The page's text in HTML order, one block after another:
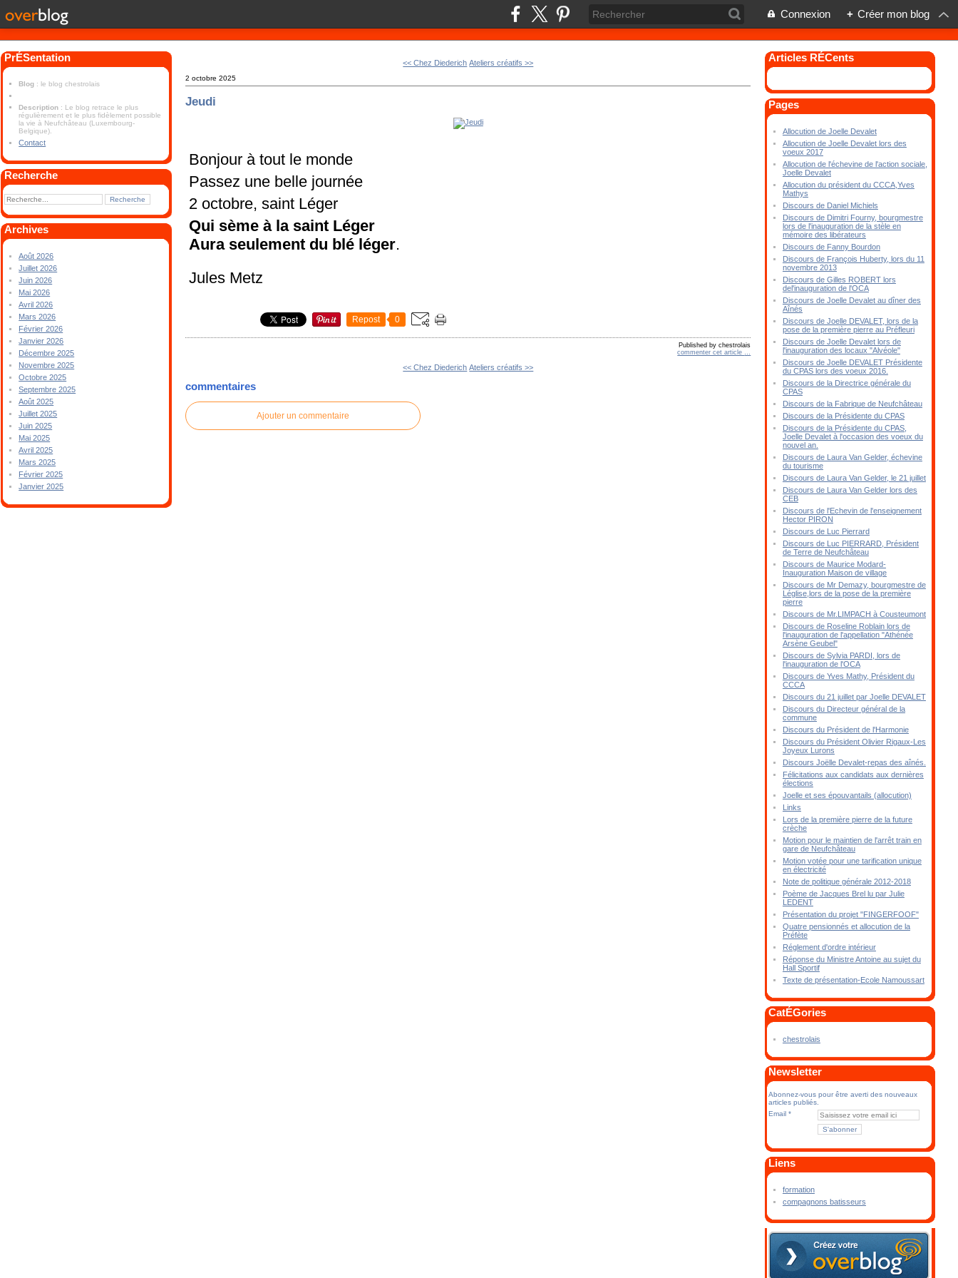
Connexion + Créer mon blog
PrÉSentation
Blog : le blog chestrolais
Description : Le blog retrace le plus
régulièrement et le plus fidèlement possible
la vie à Neufchâteau (Luxembourg-
Belgique).
Contact
Recherche
Archives
Août 2026
Juillet 2026
Juin 2026
Mai 2026
Avril 2026
Mars 2026
Février 2026
Janvier 2026
Décembre 2025
Novembre 2025
Octobre 2025
Septembre 2025
Août 2025
Juillet 2025
Juin 2025
Mai 2025
Avril 2025
Mars 2025
Février 2025
Janvier 2025
<< Chez Diederich Ateliers créatifs >>
2 octobre 2025
Jeudi
Bonjour à tout le monde
Passez une belle journée
2 octobre, saint Léger
Qui sème à la saint Léger
Aura seulement du blé léger.
Jules Metz
Repost 0
Published by chestrolais
commenter cet article
<< Chez Diederich Ateliers créatifs >>
commentaires
Ajouter un commentaire
Articles RÉCents
Pages
Allocution de Joelle Devalet
Allocution de Joelle Devalet lors des
voeux 2017
Allocution de l'échevine de l'action sociale,
Joelle Devalet
Allocution du président du CCCA,Yves
Mathys
Discours de Daniel Michiels
Discours de Dimitri Fourny, bourgmestre
lors de l'inauguration de la stèle en
mémoire des libérateurs
Discours de Fanny Bourdon
Discours de François Huberty, lors du 11
novembre 2013
Discours de Gilles ROBERT lors
del'inauguration de l'OCA
Discours de Joelle Devalet au dîner des
Aînés
Discours de Joelle DEVALET, lors de la
pose de la première pierre au Préfleuri
Discours de Joelle Devalet lors de
l'inauguration des locaux "Alvéole"
Discours de Joelle DEVALET Présidente
du CPAS lors des voeux 2016.
Discours de la Directrice générale du
CPAS
Discours de la Fabrique de Neufchâteau
Discours de la Présidente du CPAS
Discours de la Présidente du CPAS,
Joelle Devalet à l'occasion des voeux du
nouvel an.
Discours de Laura Van Gelder, échevine
du tourisme
Discours de Laura Van Gelder, le 21 juillet
Discours de Laura Van Gelder lors des
CEB
Discours de l'Echevin de l'enseignement
Hector PIRON
Discours de Luc Pierrard
Discours de Luc PIERRARD, Président
de Terre de Neufchâteau
Discours de Maurice Modard-
Inauguration Maison de village
Discours de Mr Demazy, bourgmestre de
Léglise,lors de la pose de la première
pierre
Discours de Mr.LIMPACH à Cousteumont
Discours de Roseline Roblain lors de
l'inauguration de l'appellation "Athénée
Arsène Geubel"
Discours de Sylvia PARDI, lors de
l'inauguration de l'OCA
Discours de Yves Mathy, Président du
CCCA
Discours du 21 juillet par Joelle DEVALET
Discours du Directeur général de la
commune
Discours du Président de l'Harmonie
Discours du Président Olivier Rigaux-Les
Joyeux Lurons
Discours Joëlle Devalet-repas des aînés.
Félicitations aux candidats aux dernières
élections
Joelle et ses épouvantails (allocution)
Links
Lors de la première pierre de la future
crèche
Motion pour le maintien de l'arrêt train en
gare de Neufchâteau
Motion votée pour une tarification unique
en électricité
Note de politique générale 2012-2018
Poème de Jacques Brel lu par Julie
LEDENT
Présentation du projet "FINGERFOOF"
Quatre pensionnés et allocution de la
Préfète
Réglement d'ordre intérieur
Réponse du Ministre Antoine au sujet du
Hall Sportif
Texte de présentation-Ecole Namoussart
CatÉGories
chestrolais
Newsletter
Abonnez-vous pour être averti des nouveaux
articles publiés.
Email
Liens
formation
compagnons batisseurs